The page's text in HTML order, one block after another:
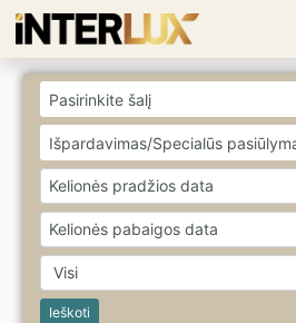
Pasirinkite šalį
Išpardavimas/Specialūs
Ieškoti